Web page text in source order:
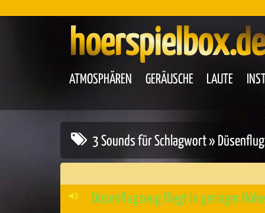
hoerspielbox.de
ATMOSPHÄREN GERÄUSCHE LAUTE
3 Sounds für Schlagwort »
Düsenflugzeug fliegt in geringer